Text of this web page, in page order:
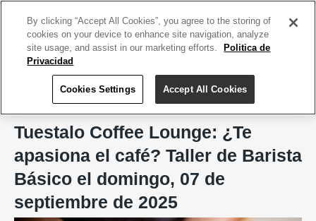
Tuestalo Coffee Lounge - Torrefacción Artesanal
Tuestalo Coffee Lounge: ¿Te
apasiona el café? Taller de Barista
Básico el domingo, 07 de
septiembre de 2025
By clicking “Accept All Cookies”, you agree to the storing of
cookies on your device to enhance site navigation, analyze
site usage, and assist in our marketing efforts.
Politica de
Privacidad
Cookies Settings Accept All Cookies